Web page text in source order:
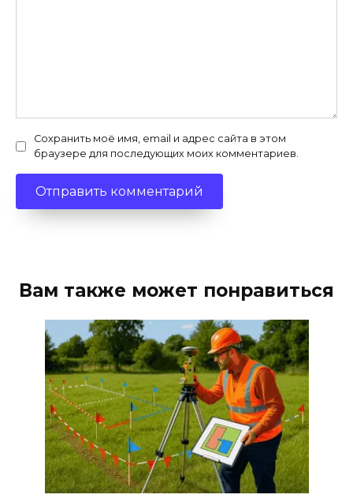
Сохранить моё имя, email и адрес сайта в этом
браузере для последующих моих комментариев.
Вам также может понравиться